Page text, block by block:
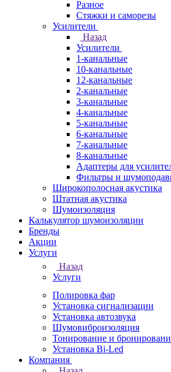
Разное
Стяжки и саморезы
Усилители
Назад
Усилители
1-канальные
10-канальные
12-канальные
2-канальные
3-канальные
4-канальные
5-канальные
6-канальные
7-канальные
8-канальные
Адаптеры для
Фильтры и
Широкополосная акустика
Штатная акустика
Шумоизоляция
Калькулятор шумоизоляции
Бренды
Акции
Услуги
Назад
Услуги
Полировка фар
Установка сигнализации
Установка автозвука
Шумовиброизоляция
Тонирование и
Установка Bi-Led
Компания